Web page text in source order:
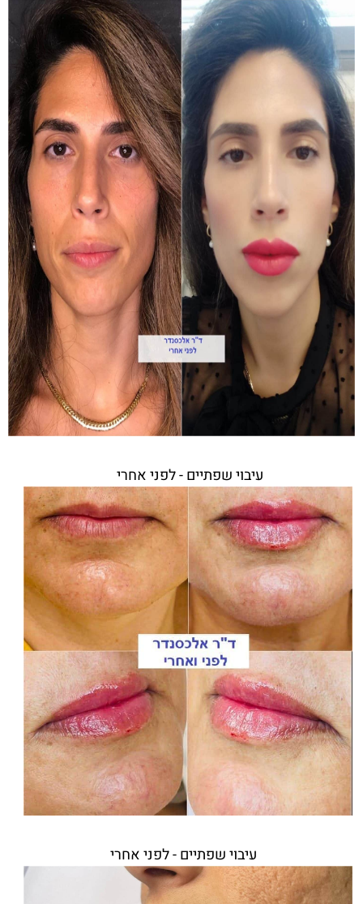
עיבוי שפתיים - לפני אחרי
עיבוי שפתיים - לפני אחרי